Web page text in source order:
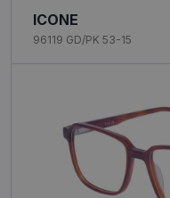
ICONE
96119 GD/PK 53-15